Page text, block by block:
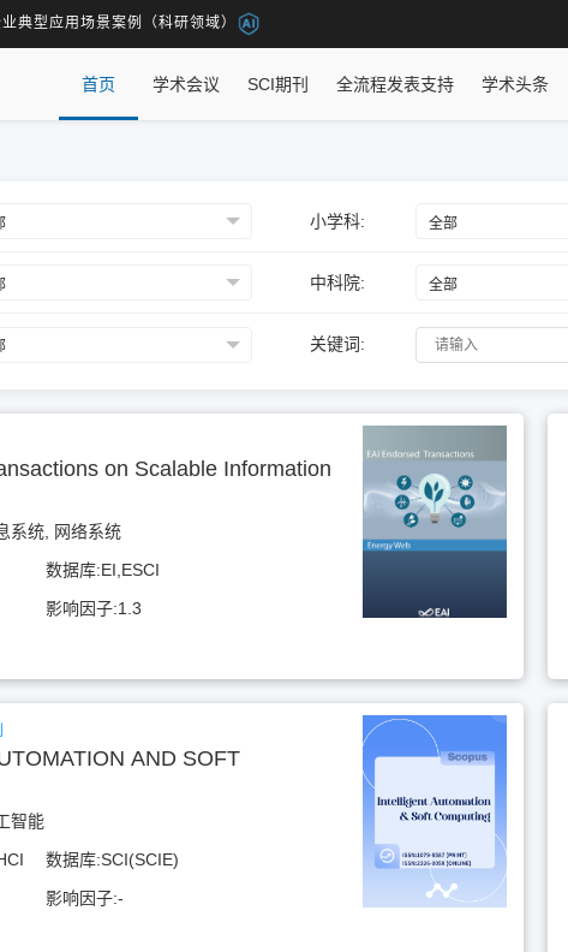
典型应用场景案例（科研领域）
首页 学术会议 SCI期刊 全流程发表支持 学术头条
小学科:
中科院:
关键词:
on Scalable Information
系统, 网络系统
数据库:EI,ESCI
影响因子:1.3
AND SOFT
智能
数据库:SCI(SCIE)
影响因子:-